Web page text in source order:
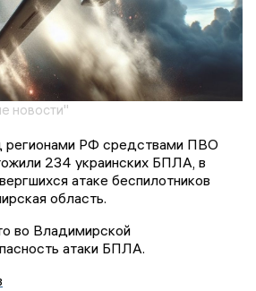
новости"
РФ средствами ПВО
234 украинских БПЛА, в
атаке беспилотников
область.
во Владимирской
атаки БПЛА.